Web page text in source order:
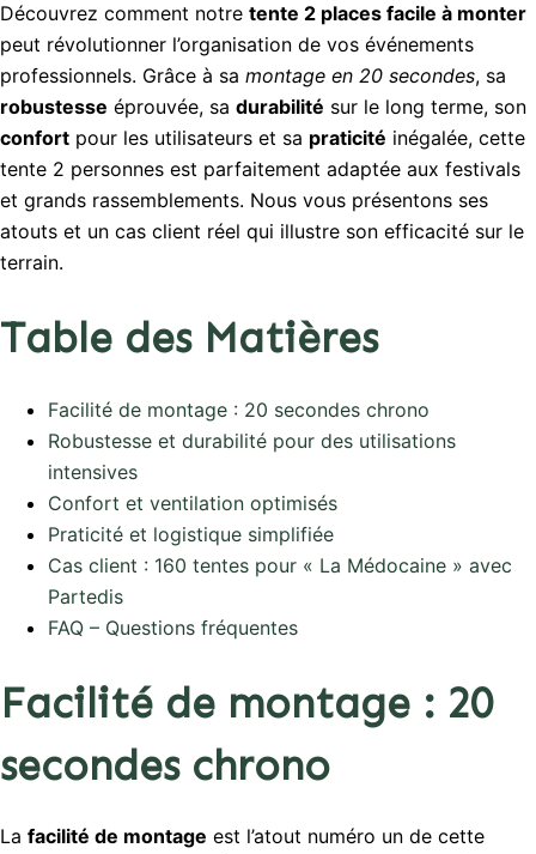
Découvrez comment notre tente 2 places facile à monter
peut révolutionner l’organisation de vos événements
professionnels. Grâce à sa montage en 20 secondes, sa
robustesse éprouvée, sa durabilité sur le long terme, son
confort pour les utilisateurs et sa praticité inégalée, cette
tente 2 personnes est parfaitement adaptée aux festivals
et grands rassemblements. Nous vous présentons ses
atouts et un cas client réel qui illustre son efficacité sur le
terrain.
Table des Matières
Facilité de montage : 20 secondes chrono
Robustesse et durabilité pour des utilisations
intensives
Confort et ventilation optimisés
Praticité et logistique simplifiée
Cas client : 160 tentes pour « La Médocaine » avec
Partedis
FAQ – Questions fréquentes
Facilité de montage : 20
secondes chrono
La facilité de montage est l’atout numéro un de cette